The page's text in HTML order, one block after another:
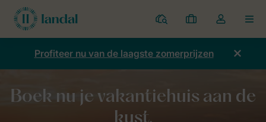
Parken
Mijn
boekingen
Open
de
dropdown
account
Profiteer nu van de laagste zomerprijzen
Home Campagnes Aan de Nederlandse kust